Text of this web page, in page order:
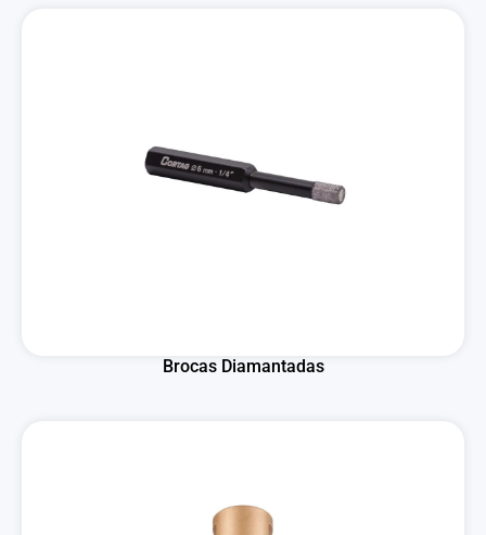
Brocas Diamantadas